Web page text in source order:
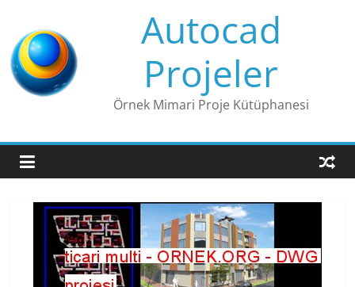
content
Autocad
Projeler
Örnek Mimari Proje Kütüphanesi